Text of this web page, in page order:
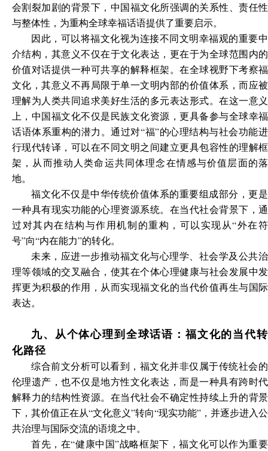
会割裂加剧的背景下，中国福文化所强调的关系性、责任性
与整体性，为重构全球幸福话语提供了重要启示。
因此，可以将福文化视为连接不同文明幸福观的重要中
介结构，其意义不仅在于文化表达，更在于为全球范围内的
价值对话提供一种可共享的解释框架。在全球视野下考察福
文化，其意义不再局限于单一文明内部的价值体系，而应被
理解为人类共同追求美好生活的多元表达形式。在这一意义
上，中国福文化不仅是民族文化资源，更具备参与全球幸福
话语体系重构的潜力。通过对“福”的心理结构与社会功能进
行现代转译，可以在不同文明之间建立更具包容性的理解框
架，从而推动人类命运共同体理念在情感与价值层面的落
地。
福文化不仅是中华传统价值体系的重要组成部分，更是
一种具有现实功能的心理资源系统。在当代社会背景下，通
过对其内在结构与作用机制的重构，可以实现从“外在符
号”向“内在能力”的转化。
未来，应进一步推动福文化与心理学、社会学及公共治
理等领域的交叉融合，使其在个体心理健康与社会发展中发
挥更为积极的作用，从而实现福文化的当代价值再生与国际
表达。
九、从个体心理到全球话语：福文化的当代转
化路径
综合前文分析可以看到，福文化并非仅属于传统社会的
伦理遗产，也不仅是地方性文化表达，而是一种具有跨时代
解释力的结构性资源。在当代社会不确定性持续上升的背景
下，其价值正在从“文化意义”转向“现实功能”，并逐步进入公
共治理与国际交流的语境之中。
首先，在“健康中国”战略框架下，福文化可以作为重要